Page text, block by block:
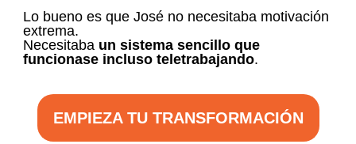
Lo bueno es que José no necesitaba motivación
extrema.
Necesitaba un sistema sencillo que
funcionase incluso teletrabajando.
EMPIEZA TU TRANSFORMACIÓN